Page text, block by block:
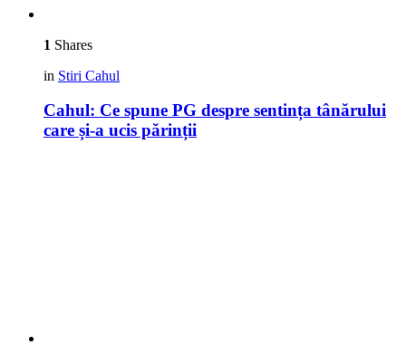
1 Shares
in Stiri Cahul
Cahul: Ce spune PG despre sentința tânărului
care și-a ucis părinții